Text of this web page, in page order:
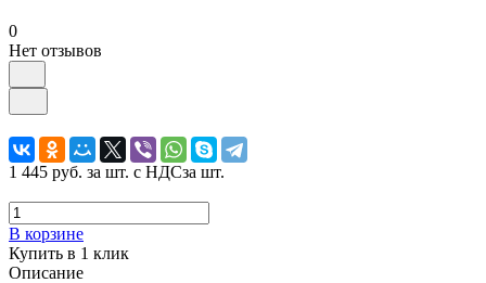
0
Нет отзывов
1 445 руб. за шт. с НДСза шт.
В корзине
Купить в 1 клик
Описание